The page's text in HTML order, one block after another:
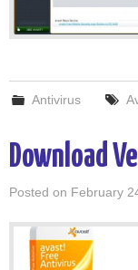
Antivirus
Download
Posted on February